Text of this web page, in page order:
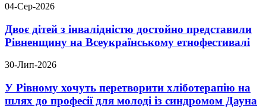
04-Сер-2026
Двоє дітей з інвалідністю достойно представили
Рівненщину на Всеукраїнському етнофестивалі
30-Лип-2026
У Рівному хочуть перетворити хліботерапію на
шлях до професії для молоді із синдромом Дауна